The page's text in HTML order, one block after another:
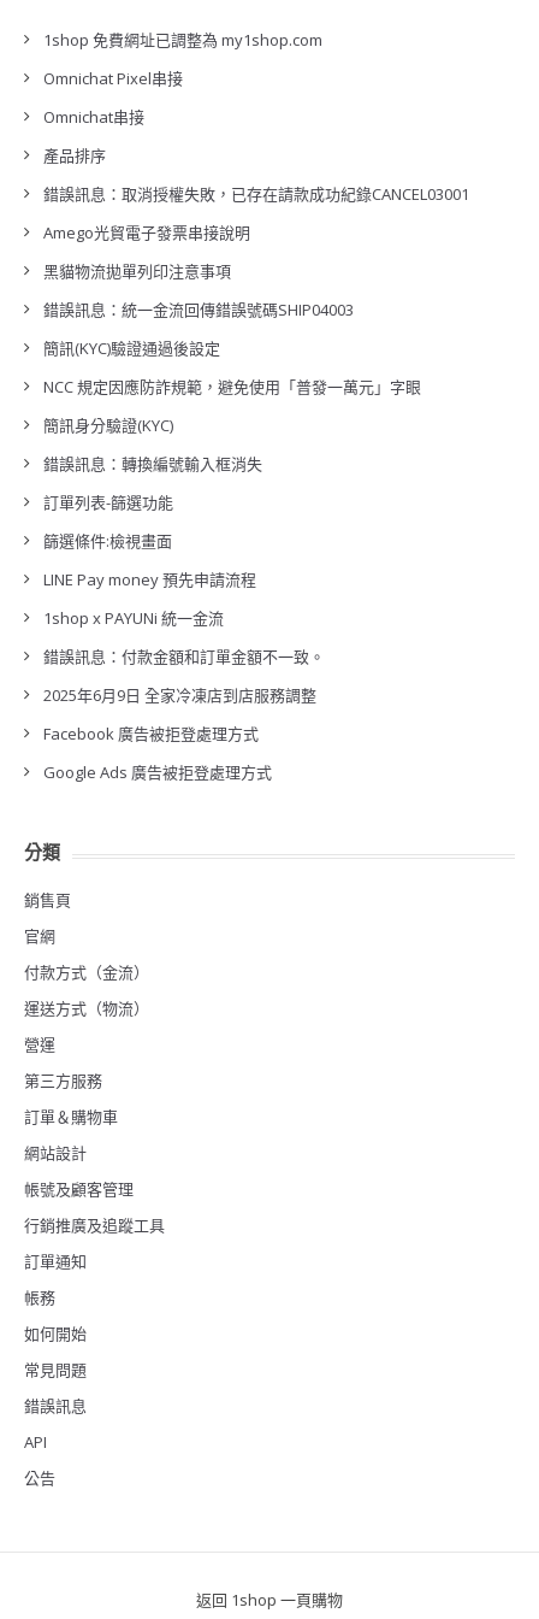
1shop 免費網址已調整為 my1shop.com
Omnichat Pixel串接
Omnichat串接
產品排序
錯誤訊息：取消授權失敗，已存在請款成功紀錄CANCEL03001
Amego光貿電子發票串接說明
黑貓物流拋單列印注意事項
錯誤訊息：統一金流回傳錯誤號碼SHIP04003
簡訊(KYC)驗證通過後設定
NCC 規定因應防詐規範，避免使用「普發一萬元」字眼
簡訊身分驗證(KYC)
錯誤訊息：轉換編號輸入框消失
訂單列表-篩選功能
篩選條件:檢視畫面
LINE Pay money 預先申請流程
1shop x PAYUNi 統一金流
錯誤訊息：付款金額和訂單金額不一致。
2025年6月9日 全家冷凍店到店服務調整
Facebook 廣告被拒登處理方式
Google Ads 廣告被拒登處理方式
分類
銷售頁
官網
付款方式（金流）
運送方式（物流）
營運
第三方服務
訂單＆購物車
網站設計
帳號及顧客管理
行銷推廣及追蹤工具
訂單通知
帳務
如何開始
常見問題
錯誤訊息
API
公告
返回 1shop 一頁購物